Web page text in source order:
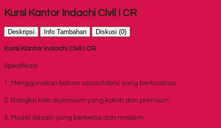
Kursi Kantor Indachi Civil I CR
Deskripsi Info Tambahan Diskusi (0)
Kursi Kantor Indachi Civil I CR
Spesifikasi:
1. Menggunakan bahan oscar/fabric yang berkualitas.
2. Rangka kaki aluminium yang kokoh dan premium.
3. Model desain yang berkelas dan modern.